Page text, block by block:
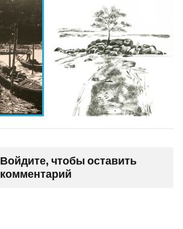
Войдите, чтобы оставить
комментарий